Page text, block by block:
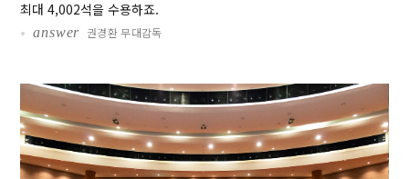
최대 4,002석을 수용하죠.
• answer 권경환 무대감독